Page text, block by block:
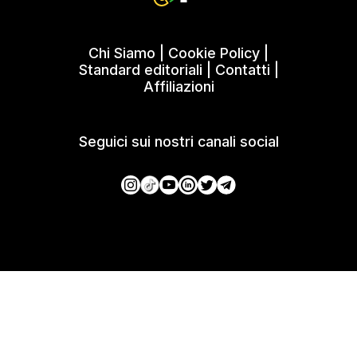
Chi Siamo Cookie Policy
Standard editoriali
Contatti
Affiliazioni
Seguici sui nostri canali social